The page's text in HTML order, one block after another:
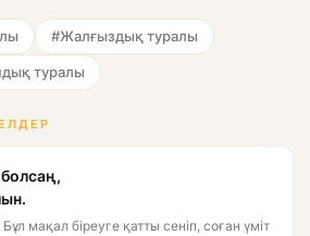
#Жалғыздық туралы
туралы
мақал біреуге қатты сеніп, соған үміт